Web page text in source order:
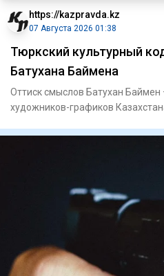
https://kazpravda.kz
07 Августа 2026 01:38
Тюркский культурный
Батухана Баймена
Оттиск смыслов Батухан Баймен
художников-графиков